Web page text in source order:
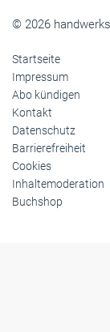
© 2026
Startseite
Impressum
Abo kündigen
Kontakt
Datenschutz
Barrierefreiheit
Cookies
Inhaltemoderation
Buchshop